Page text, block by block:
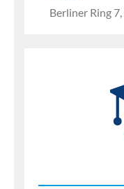
Berliner Ring